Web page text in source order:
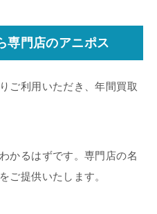
専門店のアニポス
ご利用いただき、年間買取
かるはずです。専門店の名
ご提供いたします。